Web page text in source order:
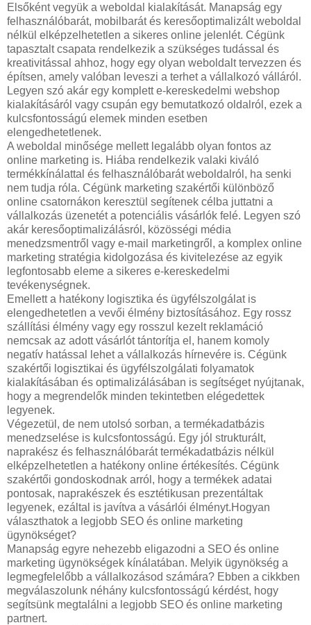
Elsőként vegyük a weboldal kialakítását. Manapság egy
felhasználóbarát, mobilbarát és keresőoptimalizált weboldal
nélkül elképzelhetetlen a sikeres online jelenlét. Cégünk
tapasztalt csapata rendelkezik a szükséges tudással és
kreativitással ahhoz, hogy egy olyan weboldalt tervezzen és
építsen, amely valóban leveszi a terhet a vállalkozó válláról.
Legyen szó akár egy komplett e-kereskedelmi webshop
kialakításáról vagy csupán egy bemutatkozó oldalról, ezek a
kulcsfontosságú elemek minden esetben
elengedhetetlenek.
A weboldal minősége mellett legalább olyan fontos az
online marketing is. Hiába rendelkezik valaki kiváló
termékkínálattal és felhasználóbarát weboldalról, ha senki
nem tudja róla. Cégünk marketing szakértői különböző
online csatornákon keresztül segítenek célba juttatni a
vállalkozás üzenetét a potenciális vásárlók felé. Legyen szó
akár keresőoptimalizálásról, közösségi média
menedzsmentről vagy e-mail marketingről, a komplex online
marketing stratégia kidolgozása és kivitelezése az egyik
legfontosabb eleme a sikeres e-kereskedelmi
tevékenységnek.
Emellett a hatékony logisztika és ügyfélszolgálat is
elengedhetetlen a vevői élmény biztosításához. Egy rossz
szállítási élmény vagy egy rosszul kezelt reklamáció
nemcsak az adott vásárlót tántorítja el, hanem komoly
negatív hatással lehet a vállalkozás hírnevére is. Cégünk
szakértői logisztikai és ügyfélszolgálati folyamatok
kialakításában és optimalizálásában is segítséget nyújtanak,
hogy a megrendelők minden tekintetben elégedettek
legyenek.
Végezetül, de nem utolsó sorban, a termékadatbázis
menedzselése is kulcsfontosságú. Egy jól strukturált,
naprakész és felhasználóbarát termékadatbázis nélkül
elképzelhetetlen a hatékony online értékesítés. Cégünk
szakértői gondoskodnak arról, hogy a termékek adatai
pontosak, naprakészek és esztétikusan prezentáltak
legyenek, ezáltal is javítva a vásárlói élményt.Hogyan
választhatok a legjobb SEO és online marketing
ügynökséget?
Manapság egyre nehezebb eligazodni a SEO és online
marketing ügynökségek kínálatában. Melyik ügynökség a
legmegfelelőbb a vállalkozásod számára? Ebben a cikkben
megválaszolunk néhány kulcsfontosságú kérdést, hogy
segítsünk megtalálni a legjobb SEO és online marketing
partnert.